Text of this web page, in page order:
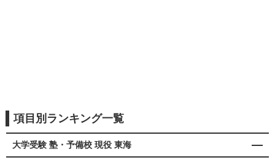
項目別ランキング一覧
大学受験 塾・予備校 現役 東海